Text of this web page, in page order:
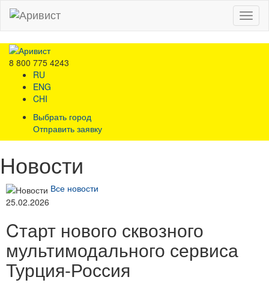
Menu
8 800 775 4243
RU
ENG
CHI
Выбрать город
Отправить заявку
Новости
Все новости
25.02.2026
Cтарт нового сквозного
мультимодального сервиса
Турция-Россия